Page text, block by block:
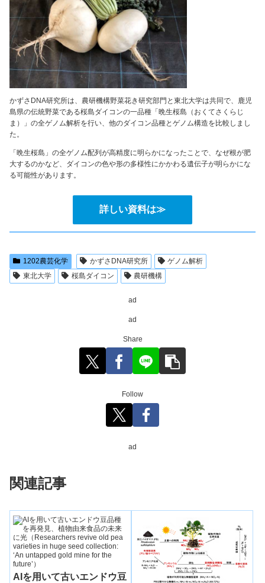
かずさDNA研究所は、農研機構野菜花き研究部門と東北大学は共同で、鹿児
島県の伝統野菜である桜島ダイコンの一品種「晩生桜島（おくてさくらじ
ま）」の全ゲノム解析を行い、他のダイコン品種とゲノム構造を比較しまし
た。
「晩生桜島」の全ゲノム配列が高精度に明らかになったことで、なぜ根が肥
大するのかなど、ダイコンの色や形の多様性にかかわる遺伝子が明らかにな
る可能性があります。
詳しい資料は≫
1202農芸化学 かずさDNA研究所
ゲノム解析
東北大学
桜島ダイコン 農研機構
ad
ad
Share
Follow
ad
関連記事
AIを用いて古いエンドウ豆